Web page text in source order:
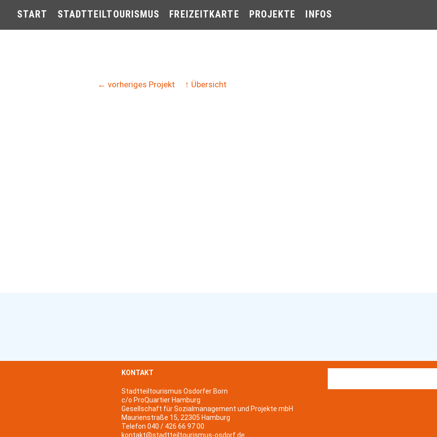
START STADTTEILTOURISMUS FREIZEITKARTE PROJEKTE INFOS
← vorheriges Projekt ↑ Übersicht
KONTAKT
Stadtteiltourismus Osdorfer Born
c/o ProQuartier Hamburg
Gesellschaft für Sozialmanagement und Projekte mbH
Maurienstraße 15, 22305 Hamburg
Telefon 040 / 426 66 97 00
kontakt@stadtteiltourismus-osdorf.de